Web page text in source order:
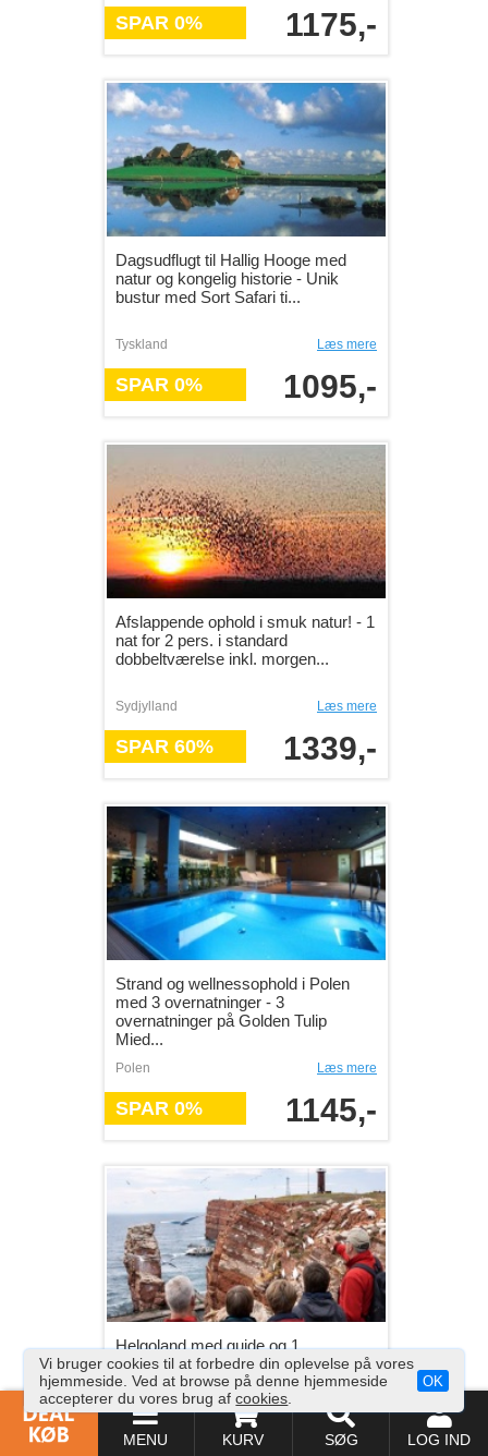
MENU KURV SØG LOG IND
SPAR 0% 1175,-
Dagsudflugt til Hallig Hooge med
natur og kongelig historie - Unik
bustur med Sort Safari ti...
Tyskland Læs mere
SPAR 0% 1095,-
Afslappende ophold i smuk natur! - 1
nat for 2 pers. i standard
dobbeltværelse inkl. morgen...
Sydjylland Læs mere
SPAR 60% 1339,-
Strand og wellnessophold i Polen
med 3 overnatninger - 3
overnatninger på Golden Tulip
Mied...
Polen Læs mere
SPAR 0% 1145,-
Helgoland med guide og 1
overnatning - Helgoland tur med
guide fra Sort Safari inkl. bus, se...
Læs mere
Vi bruger cookies til at forbedre din oplevelse på vores
hjemmeside. Ved at browse på denne hjemmeside
accepterer du vores brug afcookies
OK